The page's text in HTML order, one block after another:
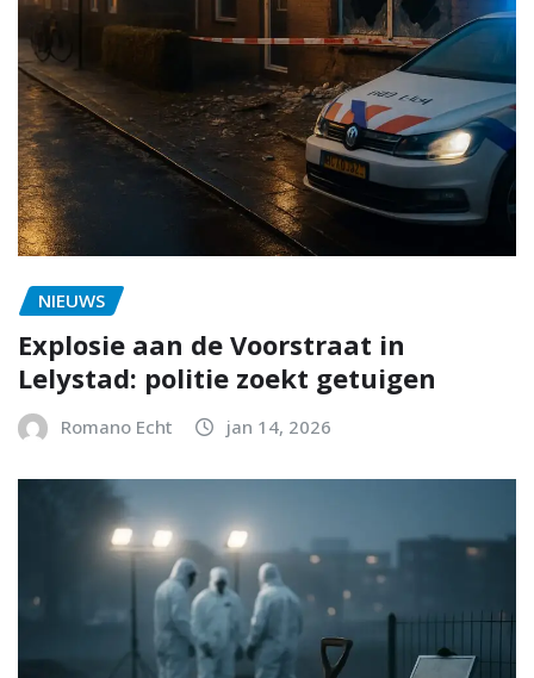
NIEUWS
Explosie aan de Voorstraat in
Lelystad: politie zoekt getuigen
Romano Echt jan 14, 2026